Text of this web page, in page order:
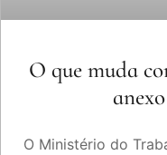
O que muda
O Ministério do